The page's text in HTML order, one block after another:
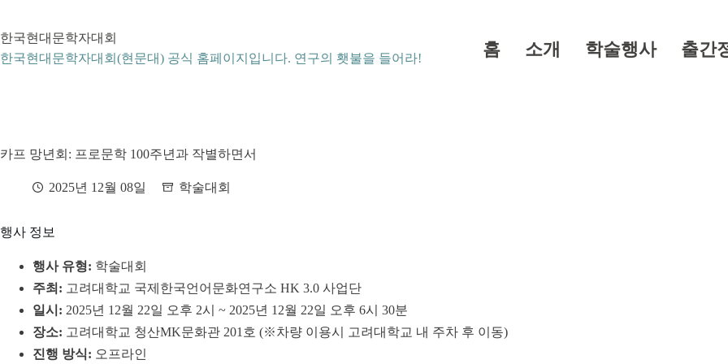
으
로
한국현대문학자대회
한국현대문학자대회(현문대) 공식 홈페이지입니다. 연구의 횃불을 들어라!
홈 소개 학술행사 출간
카프 망년회: 프로문학 100주년과 작별하면서
2025년 12월 08일 학술대회
행사 정보
행사 유형: 학술대회
주최: 고려대학교 국제한국언어문화연구소 HK 3.0 사업단
일시: 2025년 12월 22일 오후 2시 ~ 2025년 12월 22일 오후 6시 30분
장소: 고려대학교 청산MK문화관 201호 (※차량 이용시 고려대학교 내 주차 후 이동)
진행 방식: 오프라인